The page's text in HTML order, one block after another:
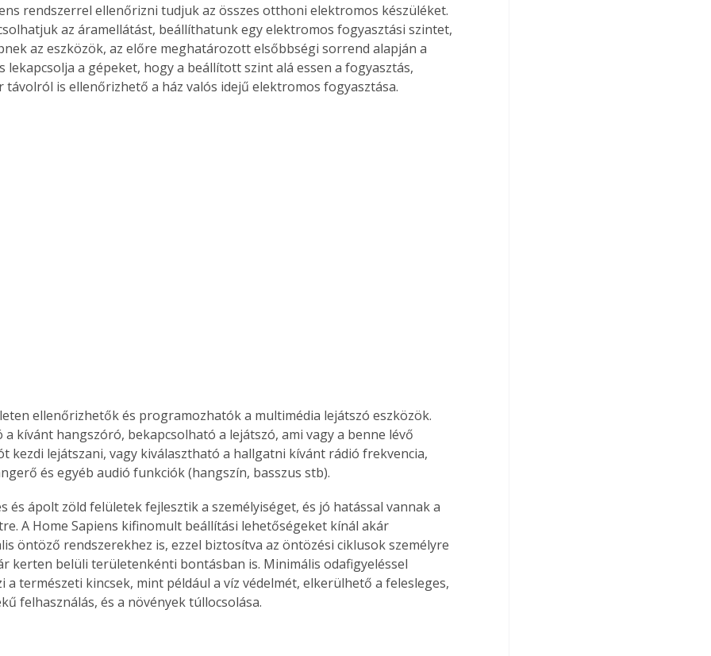
vagy
Bárhol,
élve
az
A
rendszerrel ellenőrizni tudjuk az összes otthoni elektromos készüléket.
az áramellátást, beállíthatunk egy elektromos fogyasztási szintet,
az eszközök, az előre meghatározott elsőbbségi sorrend alapján a
lekapcsolja a gépeket, hogy a beállított szint alá essen a fogyasztás,
távolról is ellenőrizhető a ház valós idejű elektromos fogyasztása.
ellenőrizhetők és programozhatók a multimédia lejátszó eszközök.
a kívánt hangszóró, bekapcsolható a lejátszó, ami vagy a benne lévő
kezdi lejátszani, vagy kiválasztható a hallgatni kívánt rádió frekvencia,
és egyéb audió funkciók (hangszín, basszus stb).
és ápolt zöld felületek fejlesztik a személyiséget, és jó hatással vannak a
A Home Sapiens kifinomult beállítási lehetőségeket kínál akár
öntöző rendszerekhez is, ezzel biztosítva az öntözési ciklusok személyre
kerten belüli területenkénti bontásban is. Minimális odafigyeléssel
a természeti kincsek, mint például a víz védelmét, elkerülhető a felesleges,
felhasználás, és a növények túllocsolása.